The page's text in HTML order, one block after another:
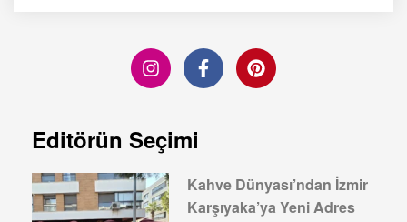
Editörün Seçimi
Kahve Dünyası’ndan İzmir
Karşıyaka’ya Yeni Adres